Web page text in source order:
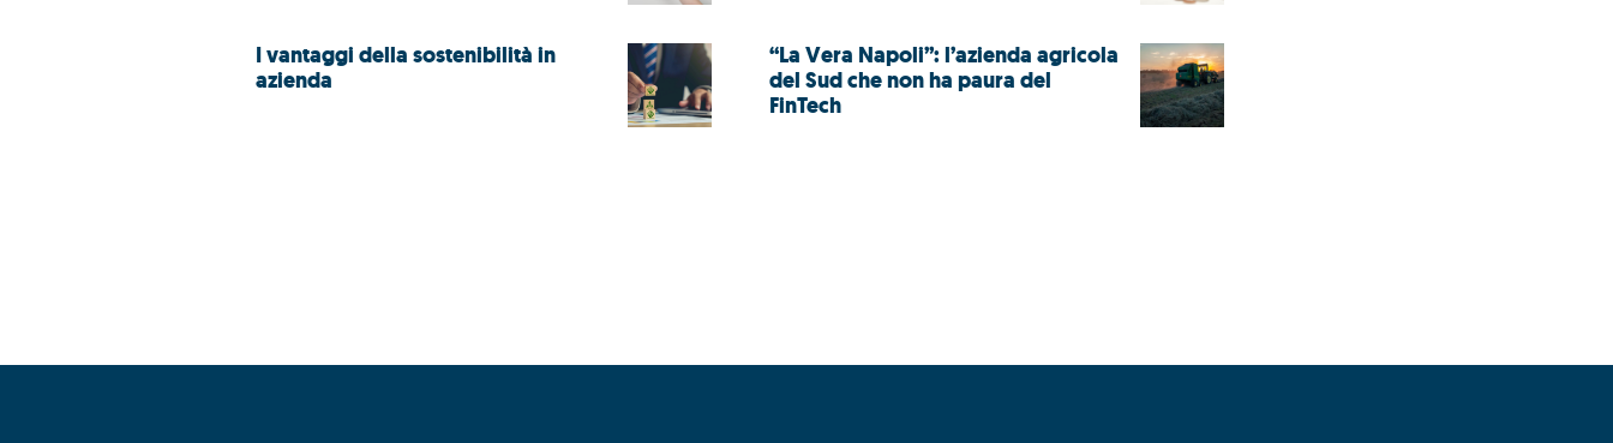
I vantaggi della sostenibilità in
azienda
“La Vera Napoli”: l’azienda agricola
del Sud che non ha paura del
FinTech